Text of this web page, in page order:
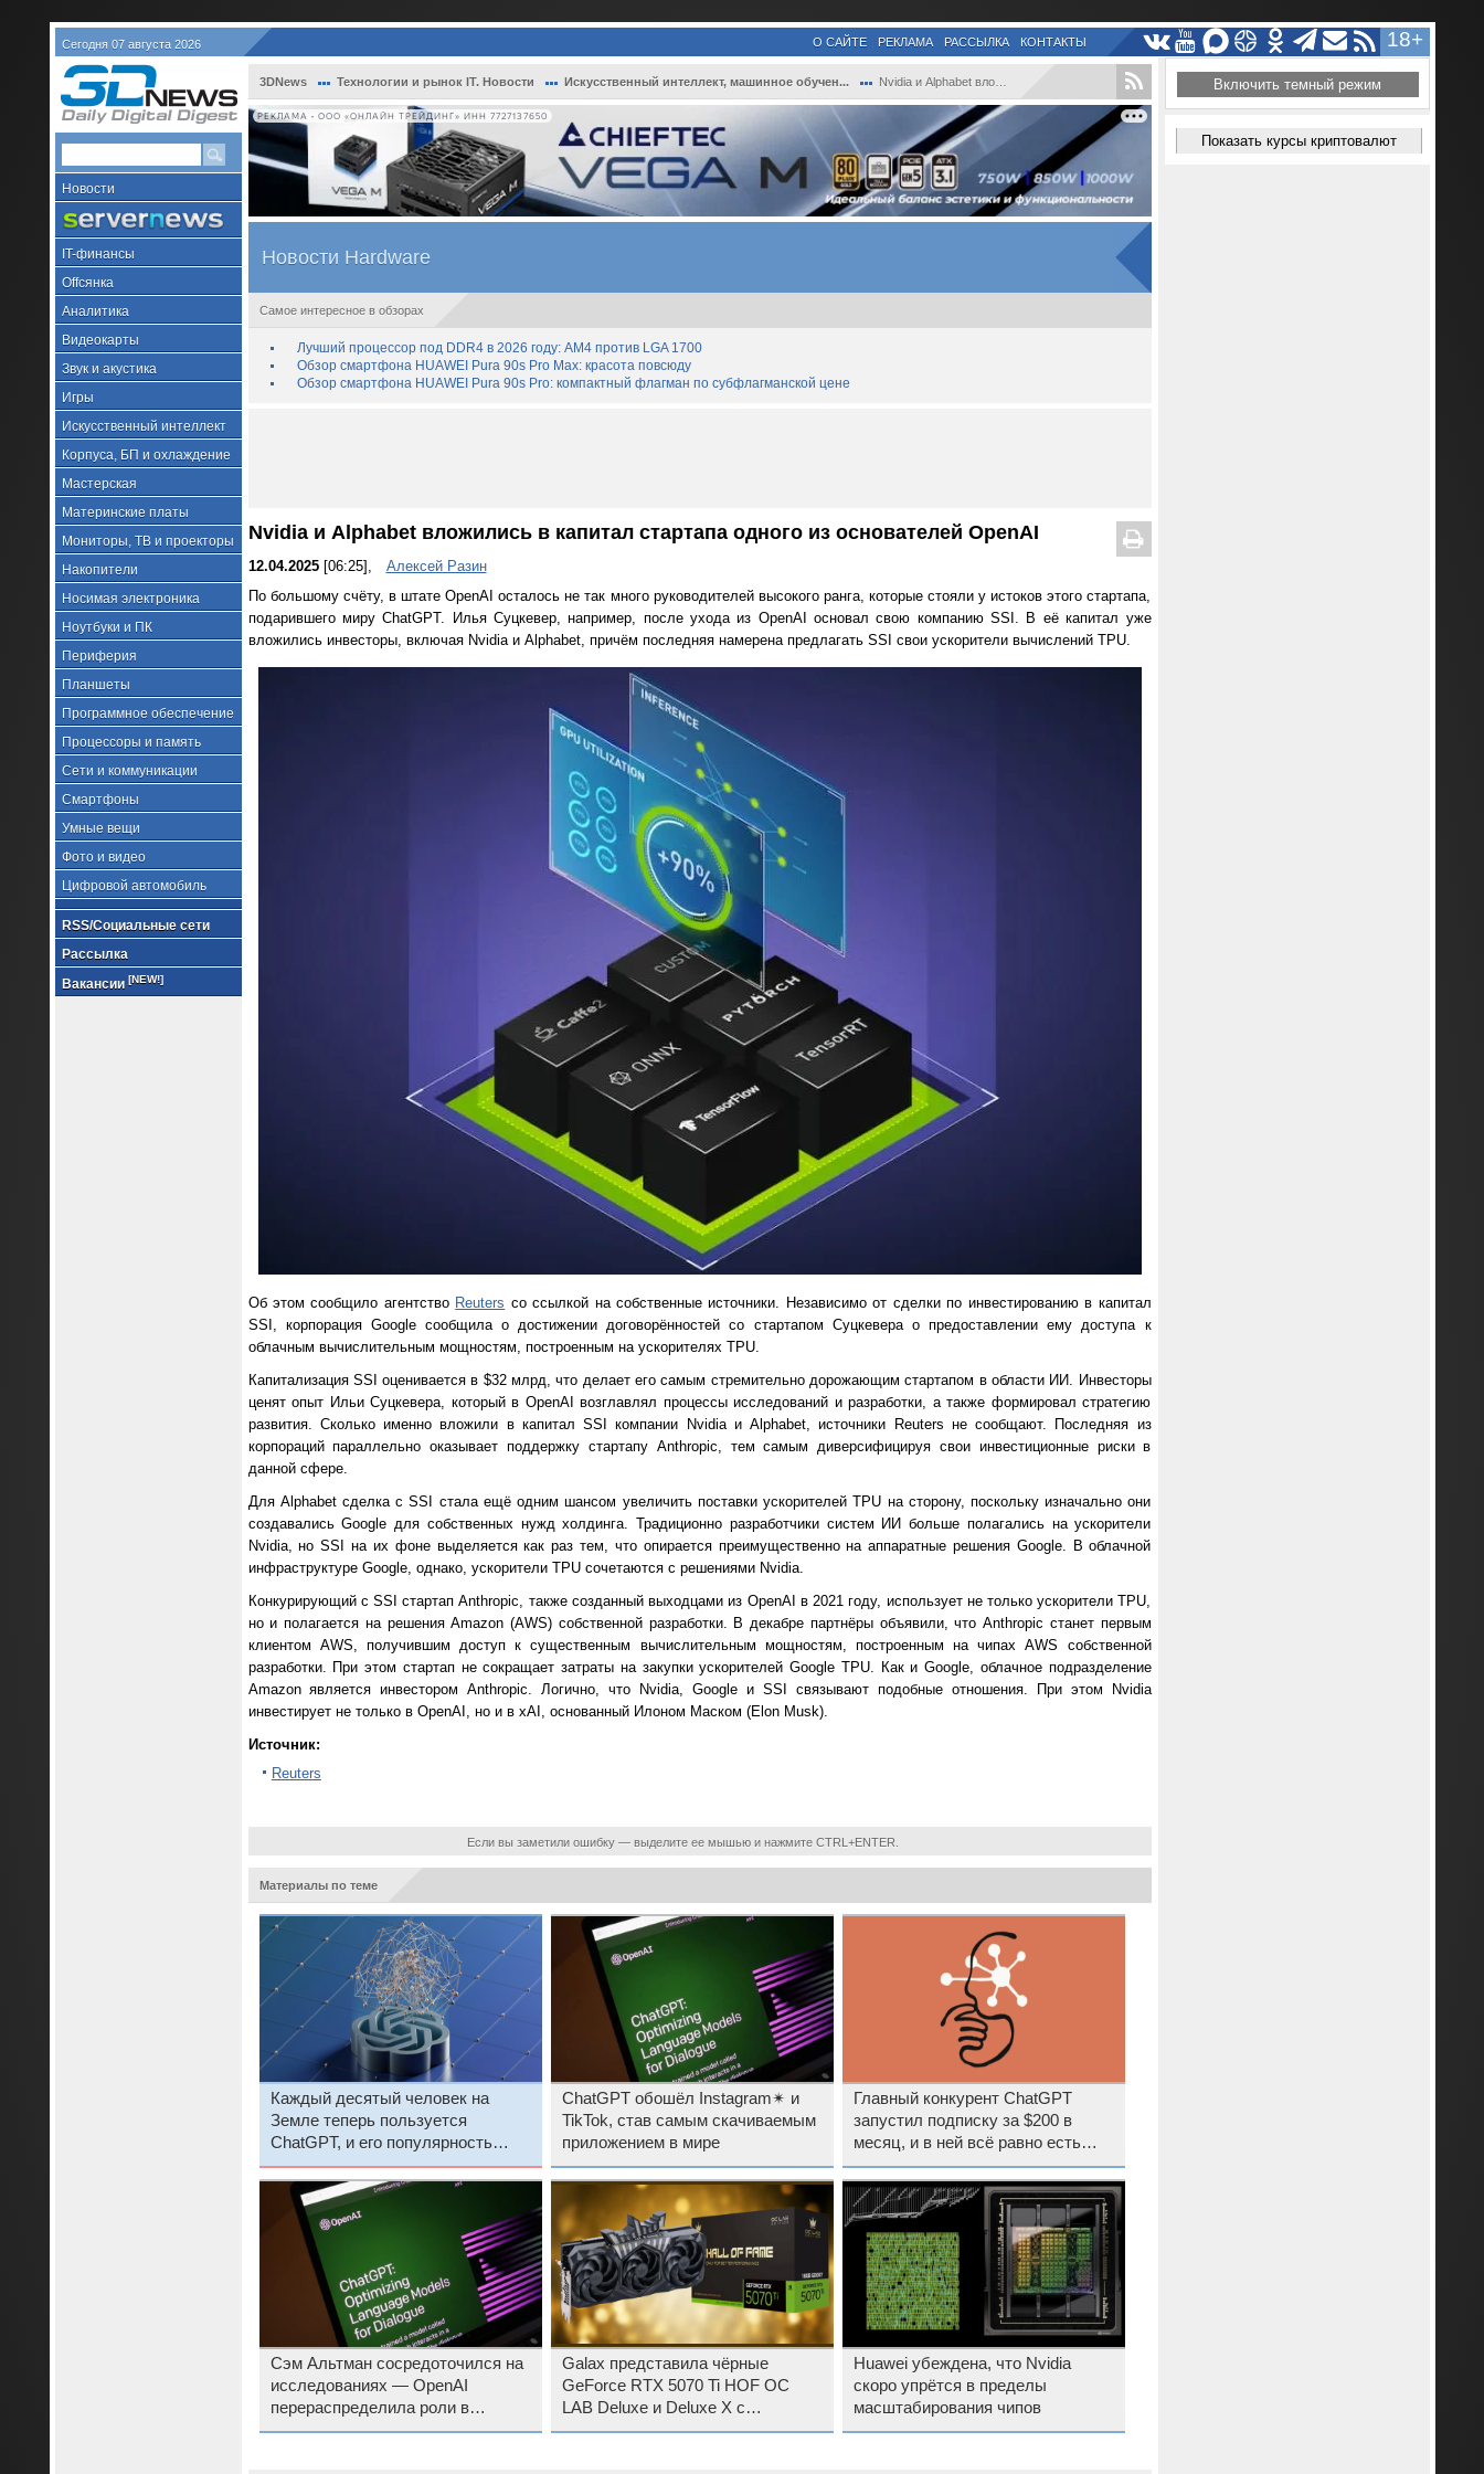
Сегодня 07 августа 2026 18+
О САЙТЕ РЕКЛАМА РАССЫЛКА КОНТАКТЫ
Новости
IT-финансы
Offсянка
Аналитика
Видеокарты
Звук и акустика
Игры
Искусственный интеллект
Корпуса, БП и охлаждение
Мастерская
Материнские платы
Мониторы, ТВ и проекторы
Накопители
Носимая электроника
Ноутбуки и ПК
Периферия
Планшеты
Программное обеспечение
Процессоры и память
Сети и коммуникации
Смартфоны
Умные вещи
Фото и видео
Цифровой автомобиль
RSS/Социальные сети
Рассылка
Вакансии [NEW!]
3DNews Технологии и рынок IT. Новости Искусственный интеллект, машинное обучен... Nvidia и Alphabet вложились в капитал ст...
РЕКЛАМА • ООО «ОНЛАЙН ТРЕЙДИНГ» ИНН 7727137650
Новости Hardware
Самое интересное в обзорах
Лучший процессор под DDR4 в 2026 году: AM4 против LGA 1700
Обзор смартфона HUAWEI Pura 90s Pro Max: красота повсюду
Обзор смартфона HUAWEI Pura 90s Pro: компактный флагман по субфлагманской цене
Nvidia и Alphabet вложились в капитал стартапа одного из основателей OpenAI
12.04.2025[06:25],
Алексей Разин
По большому счёту, в штате OpenAI осталось не так много руководителей высокого ранга, которые стояли у истоков этого стартапа,
подарившего миру ChatGPT. Илья Суцкевер, например, после ухода из OpenAI основал свою компанию SSI. В её капитал уже
вложились инвесторы, включая Nvidia и Alphabet, причём последняя намерена предлагать SSI свои ускорители вычислений TPU.
Об этом сообщило агентство Reuters со ссылкой на собственные источники. Независимо от сделки по инвестированию в капитал
SSI, корпорация Google сообщила о достижении договорённостей со стартапом Суцкевера о предоставлении ему доступа к
облачным вычислительным мощностям, построенным на ускорителях TPU.
Капитализация SSI оценивается в $32 млрд, что делает его самым стремительно дорожающим стартапом в области ИИ. Инвесторы
ценят опыт Ильи Суцкевера, который в OpenAI возглавлял процессы исследований и разработки, а также формировал стратегию
развития. Сколько именно вложили в капитал SSI компании Nvidia и Alphabet, источники Reuters не сообщают. Последняя из
корпораций параллельно оказывает поддержку стартапу Anthropic, тем самым диверсифицируя свои инвестиционные риски в
данной сфере.
Для Alphabet сделка с SSI стала ещё одним шансом увеличить поставки ускорителей TPU на сторону, поскольку изначально они
создавались Google для собственных нужд холдинга. Традиционно разработчики систем ИИ больше полагались на ускорители
Nvidia, но SSI на их фоне выделяется как раз тем, что опирается преимущественно на аппаратные решения Google. В облачной
инфраструктуре Google, однако, ускорители TPU сочетаются с решениями Nvidia.
Конкурирующий с SSI стартап Anthropic, также созданный выходцами из OpenAI в 2021 году, использует не только ускорители TPU,
но и полагается на решения Amazon (AWS) собственной разработки. В декабре партнёры объявили, что Anthropic станет первым
клиентом AWS, получившим доступ к существенным вычислительным мощностям, построенным на чипах AWS собственной
разработки. При этом стартап не сокращает затраты на закупки ускорителей Google TPU. Как и Google, облачное подразделение
Amazon является инвестором Anthropic. Логично, что Nvidia, Google и SSI связывают подобные отношения. При этом Nvidia
инвестирует не только в OpenAI, но и в xAI, основанный Илоном Маском (Elon Musk).
Источник:
Reuters
Если вы заметили ошибку — выделите ее мышью и нажмите CTRL+ENTER.
Материалы по теме
Каждый десятый человек на
Земле теперь пользуется
ChatGPT, и его популярность
только растёт
ChatGPT обошёл Instagram✴ и
TikTok, став самым скачиваемым
приложением в мире
Главный конкурент ChatGPT
запустил подписку за $200 в
месяц, и в ней всё равно есть
ограничения
Сэм Альтман сосредоточился на
исследованиях — OpenAI
перераспределила роли в
руководстве
Galax представила чёрные
GeForce RTX 5070 Ti HOF OC
LAB Deluxe и Deluxe X с
заводским разгоном
Huawei убеждена, что Nvidia
скоро упрётся в пределы
масштабирования чипов
Включить темный режим
Показать курсы криптовалют